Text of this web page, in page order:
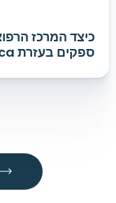
כיצד המרכז
ספקים בעזרת Syteca